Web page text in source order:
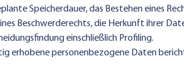
Speicherdauer, das Bestehen eines
Beschwerderechts, die Herkunft ihrer
einschließlich Profiling.
erhobene personenbezogene Daten